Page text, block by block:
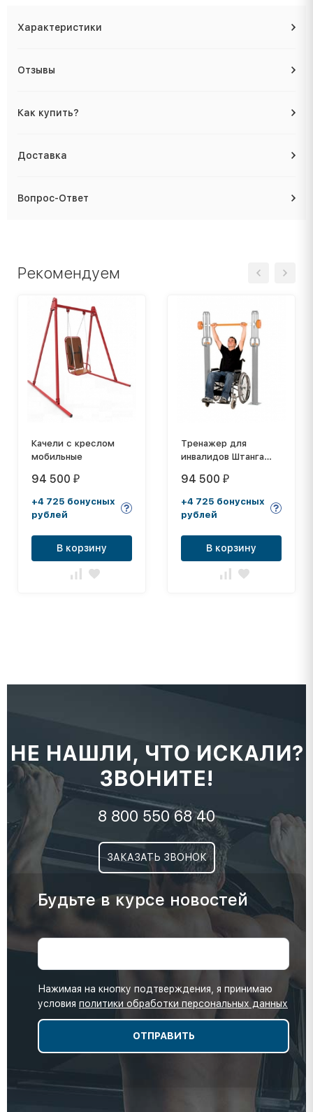
Характеристики
Отзывы
Как купить?
Доставка
Вопрос-Ответ
Рекомендуем
Качели с креслом
мобильные
94 500 ₽
+4 725 бонусных
рублей
В корзину
Тренажер для
инвалидов Штанга
94 500 ₽
+4 725 бонусных
рублей
В корзину
НЕ НАШЛИ, ЧТО ИСКАЛИ?
ЗВОНИТЕ!
8 800 550 68 40
ЗАКАЗАТЬ ЗВОНОК
Будьте в курсе новостей
Нажимая на кнопку подтверждения, я принимаю
условия политики обработки персональных данных